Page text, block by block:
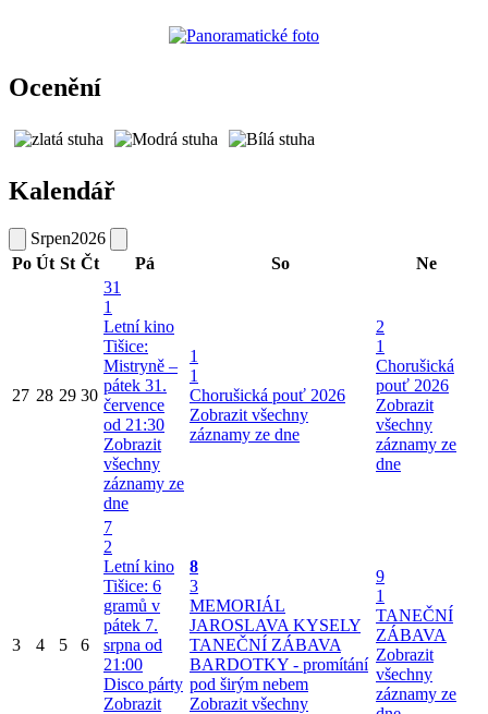
Ocenění
Kalendář
Srpen2026
Po Út St Čt Pá So Ne
27 28 29 30
31
1
Letní kino
Tišice:
Mistryně –
pátek 31.
července
od 21:30
Zobrazit
všechny
záznamy ze
dne
1
1
Chorušická pouť 2026
Zobrazit všechny
záznamy ze dne
2
1
Chorušická
pouť 2026
Zobrazit
všechny
záznamy ze
dne
3 4 5 6
7
2
Letní kino
Tišice: 6
gramů v
pátek 7.
srpna od
21:00
Disco párty
Zobrazit
8
3
MEMORIÁL
JAROSLAVA KYSELY
TANEČNÍ ZÁBAVA
BARDOTKY - promítání
pod širým nebem
Zobrazit všechny
9
1
TANEČNÍ
ZÁBAVA
Zobrazit
všechny
záznamy ze